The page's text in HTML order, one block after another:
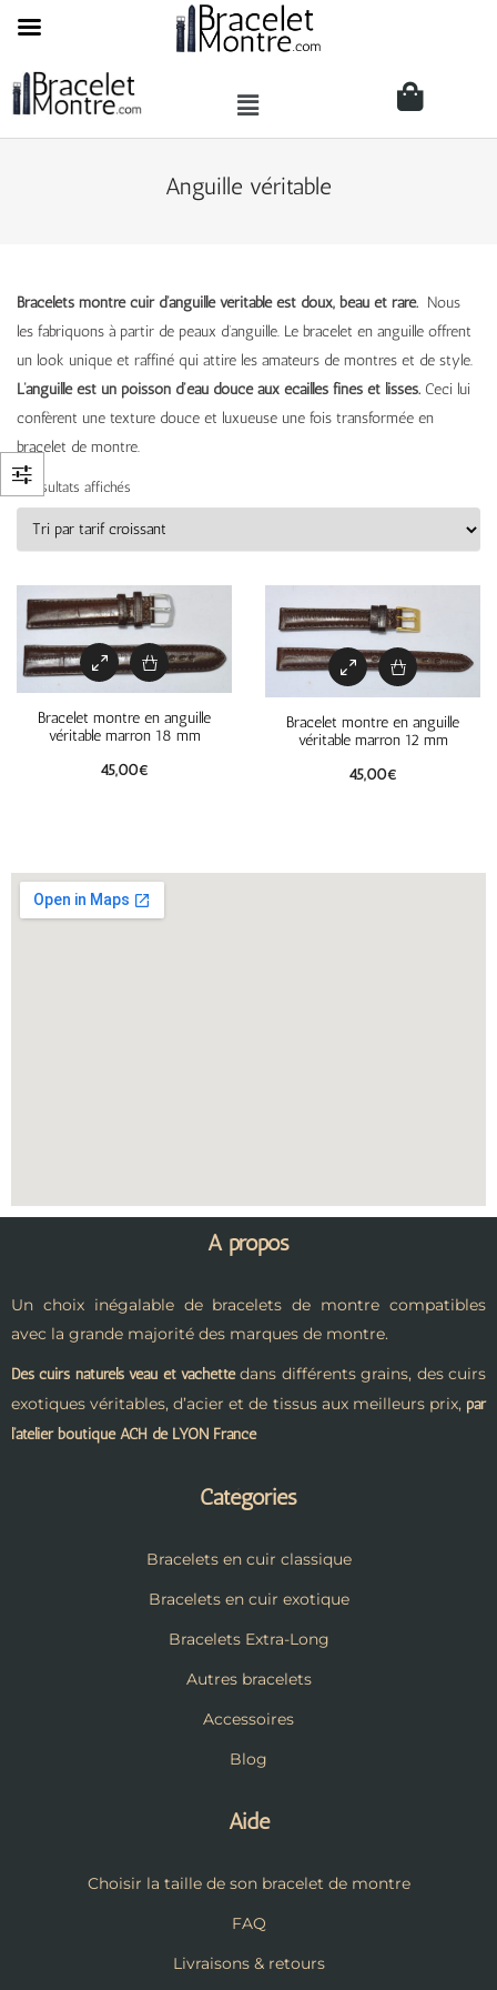
Anguille véritable
Bracelets montre cuir d’anguille véritable est doux, beau et rare. Nous
les fabriquons à partir de peaux d’anguille. Le bracelet en anguille offrent
un look unique et raffiné qui attire les amateurs de montres et de style.
L’anguille est un poisson d’eau douce aux écailles fines et lisses. Ceci lui
confèrent une texture douce et luxueuse une fois transformée en
bracelet de montre.
2 résultats affichés
Bracelet montre en anguille
véritable marron 18 mm
45,00€
Bracelet montre en anguille
véritable marron 12 mm
45,00€
A propos
Un choix inégalable de bracelets de montre compatibles
avec la grande majorité des marques de montre.
Des cuirs naturels veau et vachettedans différents grains, des cuirs
exotiques véritables, d’acier et de tissus aux meilleurs prix, par
l’atelier boutique ACH de LYON France
Catégories
Bracelets en cuir classique
Bracelets en cuir exotique
Bracelets Extra-Long
Autres bracelets
Accessoires
Blog
Aide
Choisir la taille de son bracelet de montre
FAQ
Livraisons & retours